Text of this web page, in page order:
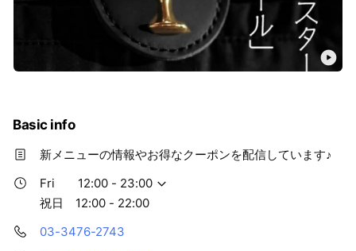
Basic info
新メニューの情報やお得なクーポンを配信しています♪
Fri
12:00 - 23:00
祝日 12:00 - 22:00
03-3476-2743